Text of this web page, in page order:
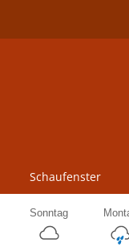
Schaufenster